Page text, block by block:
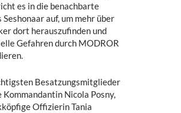
es in die benachbarte
Seshonaar auf, um mehr über
dort herauszufinden und
Gefahren durch MODROR
Besatzungsmitglieder
Kommandantin Nicola Posny,
Offizierin Tania